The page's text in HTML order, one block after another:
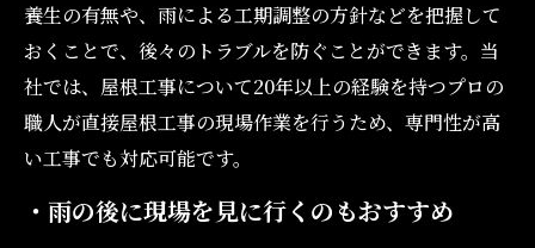
養生の有無や、雨による工期調整の方針などを把握して
おくことで、後々のトラブルを防ぐことができます。当
社では、屋根工事について20年以上の経験を持つプロの
職人が直接屋根工事の現場作業を行うため、専門性が高
い工事でも対応可能です。
・雨の後に現場を見に行くのもおすすめ